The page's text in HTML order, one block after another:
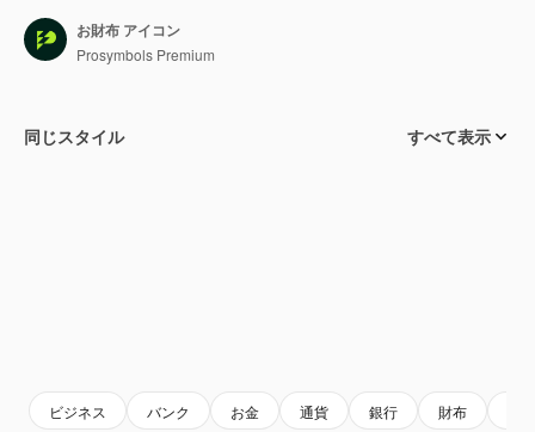
お財布 アイコン
Prosymbols Premium
同じスタイル すべて表示
ビジネス バンク お金 通貨 銀行 財布